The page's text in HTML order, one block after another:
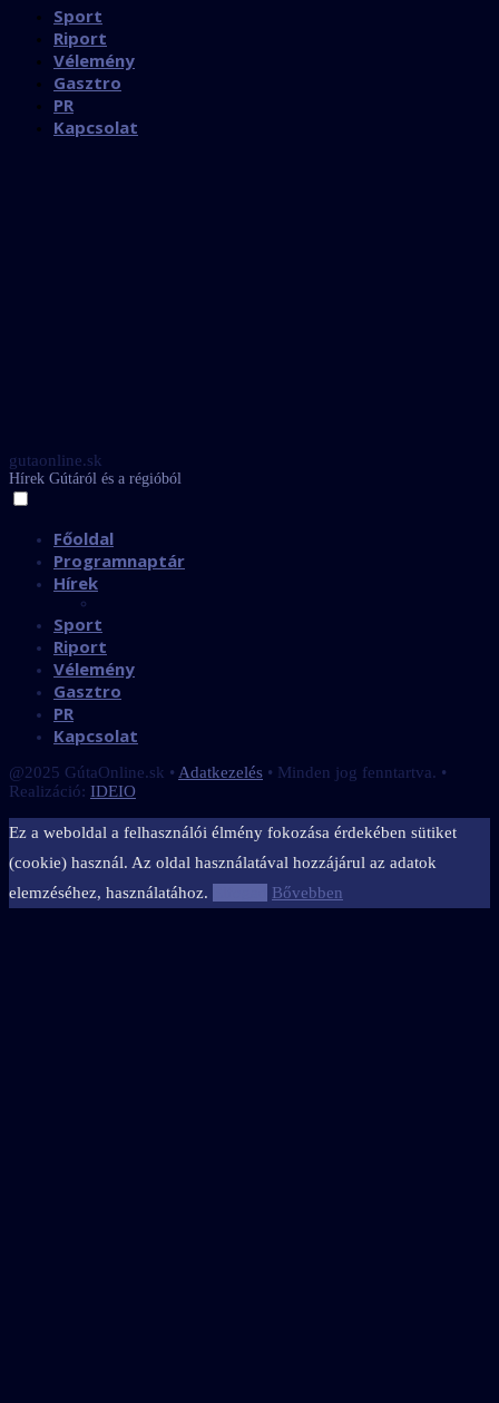
Sport
Riport
Vélemény
Gasztro
PR
Kapcsolat
gutaonline.sk
Hírek Gútáról és a régióból
Főoldal
Programnaptár
Hírek
Sport
Riport
Vélemény
Gasztro
PR
Kapcsolat
@2025 GútaOnline.sk • Adatkezelés • Minden jog fenntartva. •
Realizáció: IDEIO
Ez a weboldal a felhasználói élmény fokozása érdekében sütiket
(cookie) használ. Az oldal használatával hozzájárul az adatok
elemzéséhez, használatához.
Bővebben